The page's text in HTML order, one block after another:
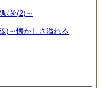
跡(2)～
)～懐かしさ溢れる